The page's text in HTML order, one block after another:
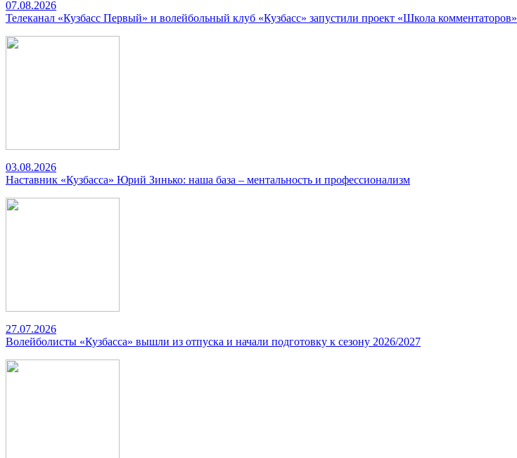
07.08.2026
Телеканал «Кузбасс Первый» и волейбольный клуб «Кузбасс» запустили проект «Школа комментаторов»
03.08.2026
Наставник «Кузбасса» Юрий Зинько: наша база – ментальность и профессионализм
27.07.2026
Волейболисты «Кузбасса» вышли из отпуска и начали подготовку к сезону 2026/2027